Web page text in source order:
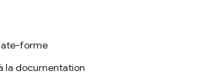
forme
la documentation